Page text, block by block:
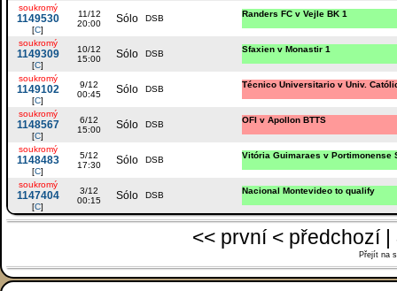
soukromý
1149530
[C]
11/12
20:00
Sólo DSB Randers FC v Vejle BK 1
soukromý
1149309
[C]
10/12
15:00
Sólo DSB Sfaxien v Monastir 1
soukromý
1149102
[C]
9/12
00:45
Sólo DSB Técnico Universitario v Univ.
soukromý
1148567
[C]
6/12
15:00
Sólo DSB ΟFI v Apollon BTTS
soukromý
1148483
[C]
5/12
17:30
Sólo DSB Vitória Guimaraes v Portimonense
soukromý
1147404
[C]
3/12
00:15
Sólo DSB Nacional Montevideo to qualify
<< první < předchozí |
Přejít na